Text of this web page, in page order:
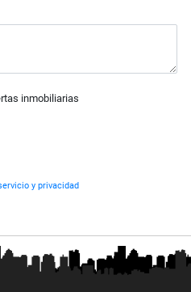
inmobiliarias
y privacidad